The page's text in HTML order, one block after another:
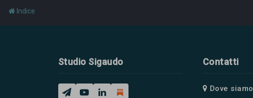
Indice
Studio Sigaudo Contatti
Dove siamo